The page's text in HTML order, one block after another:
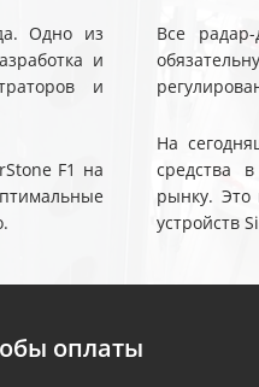
Одно из
и
и
F1 на
Все радар-
На
средства
рынку. Это
устройств
оплаты